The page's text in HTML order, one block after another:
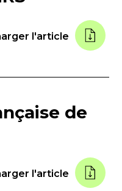
l'article
de
l'article